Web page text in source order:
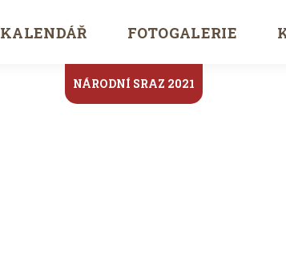
KALENDÁŘ FOTOGALERIE
NÁRODNÍ SRAZ 2021